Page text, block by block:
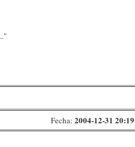
Fecha: 2004-12-31 20:19